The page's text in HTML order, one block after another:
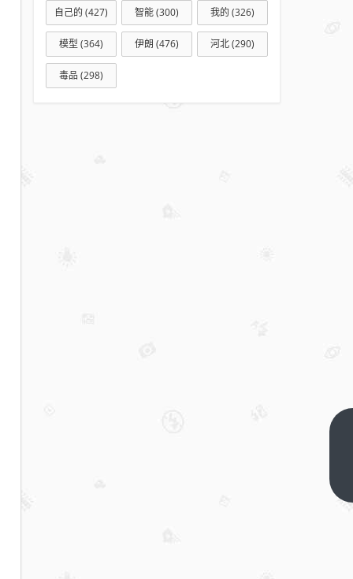
自己的 (427) 智能(300) 我的 (326)
模型 (364) 伊朗 (476) 河北(290)
毒品 (298)